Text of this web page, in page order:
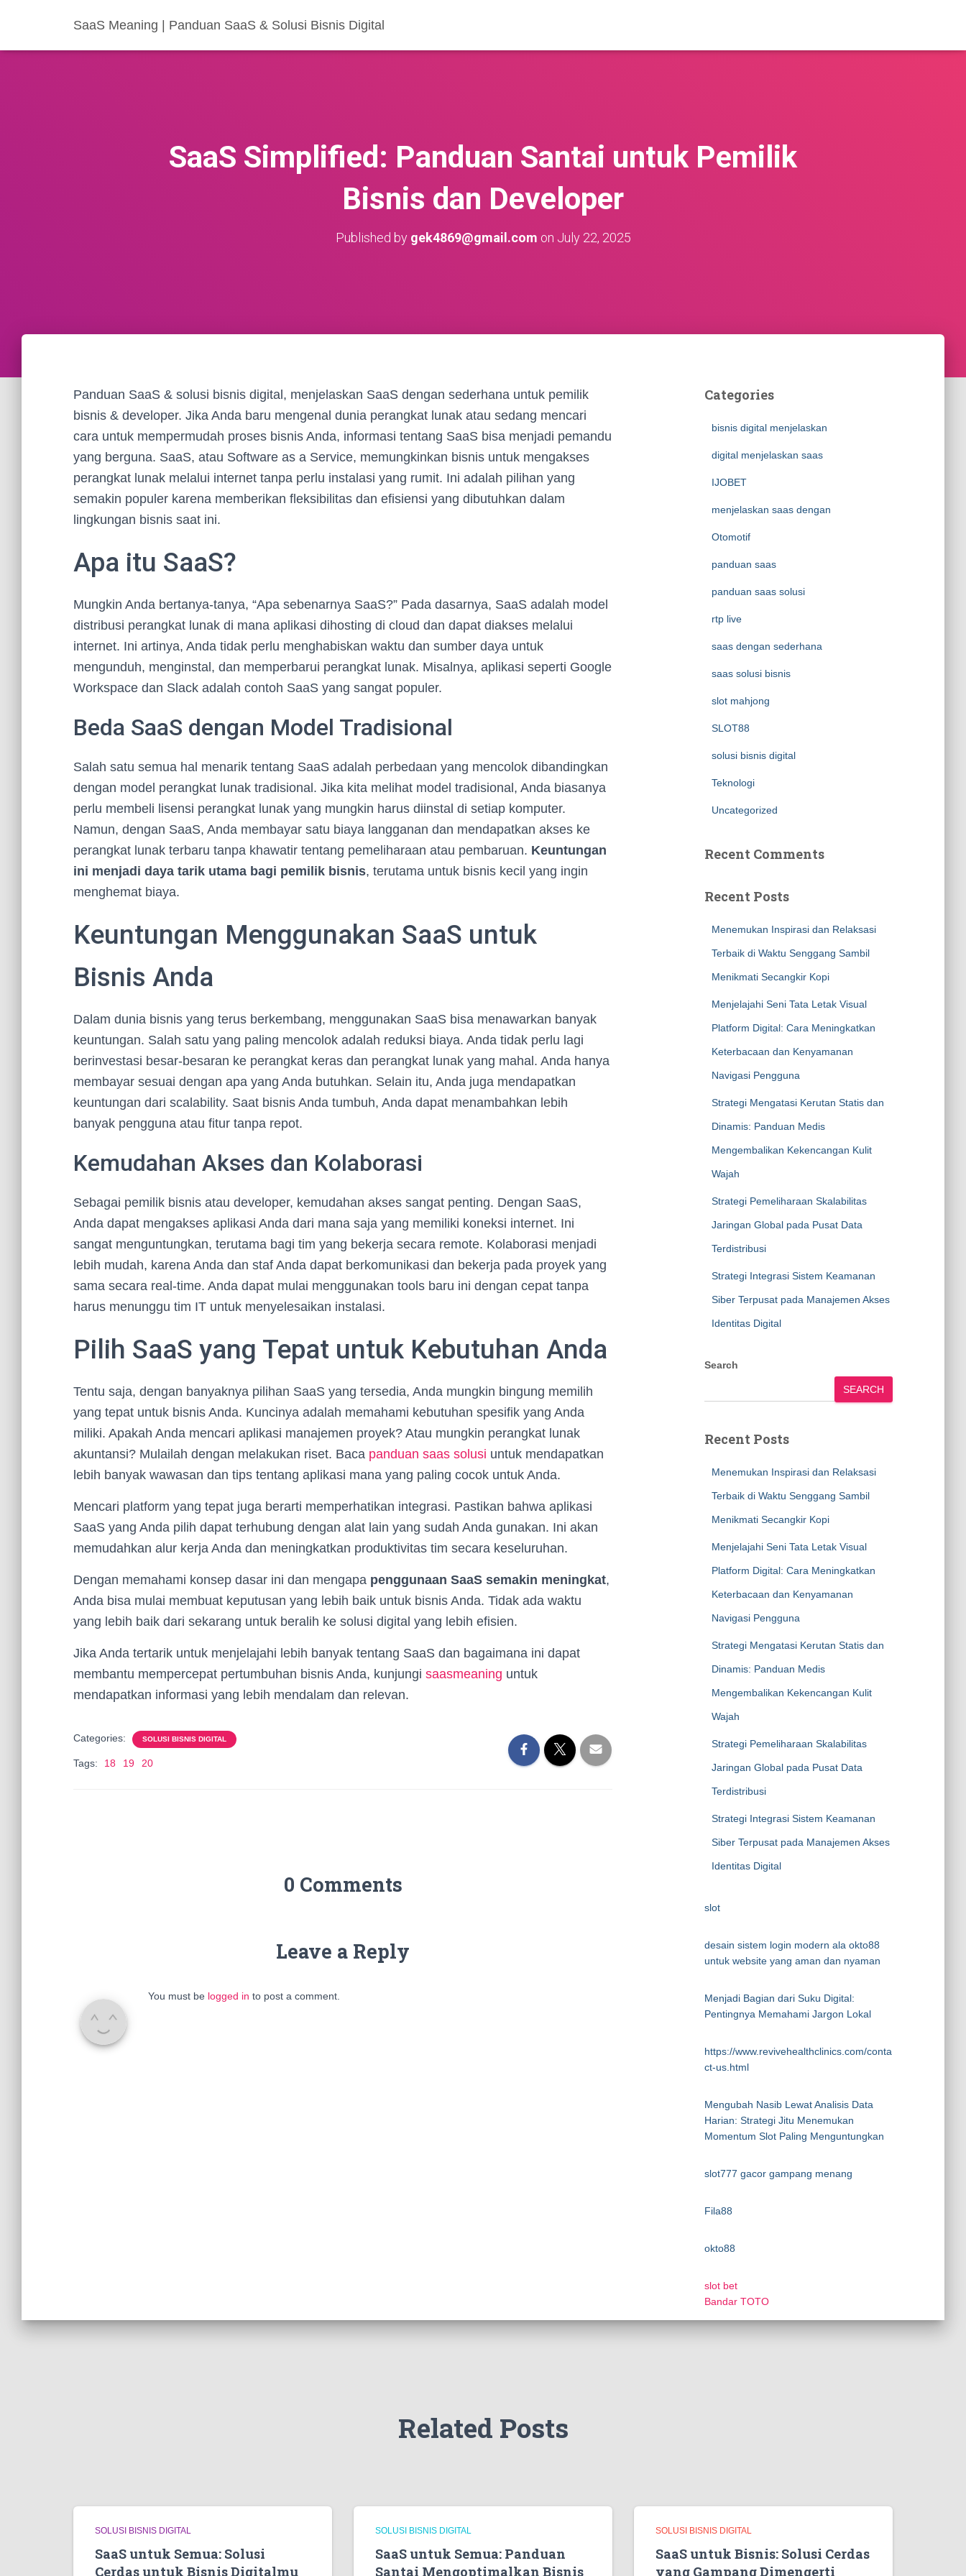
SaaS Meaning | Panduan SaaS & Solusi Bisnis Digital
SaaS Simplified: Panduan Santai untuk Pemilik
Bisnis dan Developer
Published by gek4869@gmail.com on July 22, 2025
Panduan SaaS & solusi bisnis digital, menjelaskan SaaS dengan sederhana untuk pemilik
bisnis & developer. Jika Anda baru mengenal dunia perangkat lunak atau sedang mencari
cara untuk mempermudah proses bisnis Anda, informasi tentang SaaS bisa menjadi pemandu
yang berguna. SaaS, atau Software as a Service, memungkinkan bisnis untuk mengakses
perangkat lunak melalui internet tanpa perlu instalasi yang rumit. Ini adalah pilihan yang
semakin populer karena memberikan fleksibilitas dan efisiensi yang dibutuhkan dalam
lingkungan bisnis saat ini.
Apa itu SaaS?
Mungkin Anda bertanya-tanya, “Apa sebenarnya SaaS?” Pada dasarnya, SaaS adalah model
distribusi perangkat lunak di mana aplikasi dihosting di cloud dan dapat diakses melalui
internet. Ini artinya, Anda tidak perlu menghabiskan waktu dan sumber daya untuk
mengunduh, menginstal, dan memperbarui perangkat lunak. Misalnya, aplikasi seperti Google
Workspace dan Slack adalah contoh SaaS yang sangat populer.
Beda SaaS dengan Model Tradisional
Salah satu semua hal menarik tentang SaaS adalah perbedaan yang mencolok dibandingkan
dengan model perangkat lunak tradisional. Jika kita melihat model tradisional, Anda biasanya
perlu membeli lisensi perangkat lunak yang mungkin harus diinstal di setiap komputer.
Namun, dengan SaaS, Anda membayar satu biaya langganan dan mendapatkan akses ke
perangkat lunak terbaru tanpa khawatir tentang pemeliharaan atau pembaruan. Keuntungan
ini menjadi daya tarik utama bagi pemilik bisnis, terutama untuk bisnis kecil yang ingin
menghemat biaya.
Keuntungan Menggunakan SaaS untuk
Bisnis Anda
Dalam dunia bisnis yang terus berkembang, menggunakan SaaS bisa menawarkan banyak
keuntungan. Salah satu yang paling mencolok adalah reduksi biaya. Anda tidak perlu lagi
berinvestasi besar-besaran ke perangkat keras dan perangkat lunak yang mahal. Anda hanya
membayar sesuai dengan apa yang Anda butuhkan. Selain itu, Anda juga mendapatkan
keuntungan dari scalability. Saat bisnis Anda tumbuh, Anda dapat menambahkan lebih
banyak pengguna atau fitur tanpa repot.
Kemudahan Akses dan Kolaborasi
Sebagai pemilik bisnis atau developer, kemudahan akses sangat penting. Dengan SaaS,
Anda dapat mengakses aplikasi Anda dari mana saja yang memiliki koneksi internet. Ini
sangat menguntungkan, terutama bagi tim yang bekerja secara remote. Kolaborasi menjadi
lebih mudah, karena Anda dan staf Anda dapat berkomunikasi dan bekerja pada proyek yang
sama secara real-time. Anda dapat mulai menggunakan tools baru ini dengan cepat tanpa
harus menunggu tim IT untuk menyelesaikan instalasi.
Pilih SaaS yang Tepat untuk Kebutuhan Anda
Tentu saja, dengan banyaknya pilihan SaaS yang tersedia, Anda mungkin bingung memilih
yang tepat untuk bisnis Anda. Kuncinya adalah memahami kebutuhan spesifik yang Anda
miliki. Apakah Anda mencari aplikasi manajemen proyek? Atau mungkin perangkat lunak
akuntansi? Mulailah dengan melakukan riset. Baca panduan saas solusi untuk mendapatkan
lebih banyak wawasan dan tips tentang aplikasi mana yang paling cocok untuk Anda.
Mencari platform yang tepat juga berarti memperhatikan integrasi. Pastikan bahwa aplikasi
SaaS yang Anda pilih dapat terhubung dengan alat lain yang sudah Anda gunakan. Ini akan
memudahkan alur kerja Anda dan meningkatkan produktivitas tim secara keseluruhan.
Dengan memahami konsep dasar ini dan mengapa penggunaan SaaS semakin meningkat,
Anda bisa mulai membuat keputusan yang lebih baik untuk bisnis Anda. Tidak ada waktu
yang lebih baik dari sekarang untuk beralih ke solusi digital yang lebih efisien.
Jika Anda tertarik untuk menjelajahi lebih banyak tentang SaaS dan bagaimana ini dapat
membantu mempercepat pertumbuhan bisnis Anda, kunjungi saasmeaning untuk
mendapatkan informasi yang lebih mendalam dan relevan.
Categories: SOLUSI BISNIS DIGITAL
Tags: 18 19 20
0 Comments
Leave a Reply
You must be logged in to post a comment.
Categories
bisnis digital menjelaskan
digital menjelaskan saas
IJOBET
menjelaskan saas dengan
Otomotif
panduan saas
panduan saas solusi
rtp live
saas dengan sederhana
saas solusi bisnis
slot mahjong
SLOT88
solusi bisnis digital
Teknologi
Uncategorized
Recent Comments
Recent Posts
Menemukan Inspirasi dan Relaksasi
Terbaik di Waktu Senggang Sambil
Menikmati Secangkir Kopi
Menjelajahi Seni Tata Letak Visual
Platform Digital: Cara Meningkatkan
Keterbacaan dan Kenyamanan
Navigasi Pengguna
Strategi Mengatasi Kerutan Statis dan
Dinamis: Panduan Medis
Mengembalikan Kekencangan Kulit
Wajah
Strategi Pemeliharaan Skalabilitas
Jaringan Global pada Pusat Data
Terdistribusi
Strategi Integrasi Sistem Keamanan
Siber Terpusat pada Manajemen Akses
Identitas Digital
Search
SEARCH
Recent Posts
Menemukan Inspirasi dan Relaksasi
Terbaik di Waktu Senggang Sambil
Menikmati Secangkir Kopi
Menjelajahi Seni Tata Letak Visual
Platform Digital: Cara Meningkatkan
Keterbacaan dan Kenyamanan
Navigasi Pengguna
Strategi Mengatasi Kerutan Statis dan
Dinamis: Panduan Medis
Mengembalikan Kekencangan Kulit
Wajah
Strategi Pemeliharaan Skalabilitas
Jaringan Global pada Pusat Data
Terdistribusi
Strategi Integrasi Sistem Keamanan
Siber Terpusat pada Manajemen Akses
Identitas Digital
slot
desain sistem login modern ala okto88
untuk website yang aman dan nyaman
Menjadi Bagian dari Suku Digital:
Pentingnya Memahami Jargon Lokal
https://www.revivehealthclinics.com/conta
ct-us.html
Mengubah Nasib Lewat Analisis Data
Harian: Strategi Jitu Menemukan
Momentum Slot Paling Menguntungkan
slot777 gacor gampang menang
Fila88
okto88
slot bet
Bandar TOTO
Related Posts
SOLUSI BISNIS DIGITAL
SaaS untuk Semua: Solusi
Cerdas untuk Bisnis Digitalmu
SOLUSI BISNIS DIGITAL
SaaS untuk Semua: Panduan
Santai Mengoptimalkan Bisnis
SOLUSI BISNIS DIGITAL
SaaS untuk Bisnis: Solusi Cerdas
yang Gampang Dimengerti